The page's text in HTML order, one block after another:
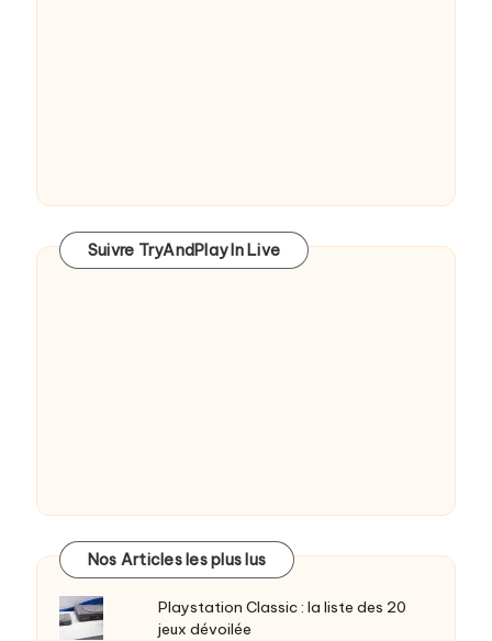
Suivre TryAndPlay In Live
Nos Articles les plus lus
Playstation Classic : la liste des 20
jeux dévoilée